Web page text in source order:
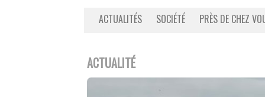
ACTUALITÉS SOCIÉTÉ PRÈS DE CHEZ
ACTUALITÉ